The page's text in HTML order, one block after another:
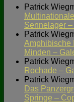
Patrick
Sennelager
Patrick
Amphibische
Minden –
Patrick
Rochade –
Patrick
Das
Springe –